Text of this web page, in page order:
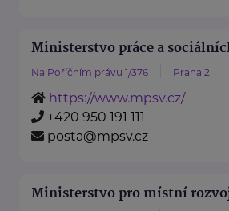
Ministerstvo práce a
Na Poříčním právu 1/376 Praha 2
https://www.mpsv.cz/
+420 950 191 111
posta@mpsv.cz
Ministerstvo pro místní